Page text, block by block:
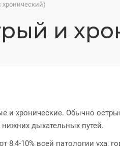
хронический)
и
и хронические. Обычно
нижних дыхательных путей.
8,4-10% всей патологии уха,